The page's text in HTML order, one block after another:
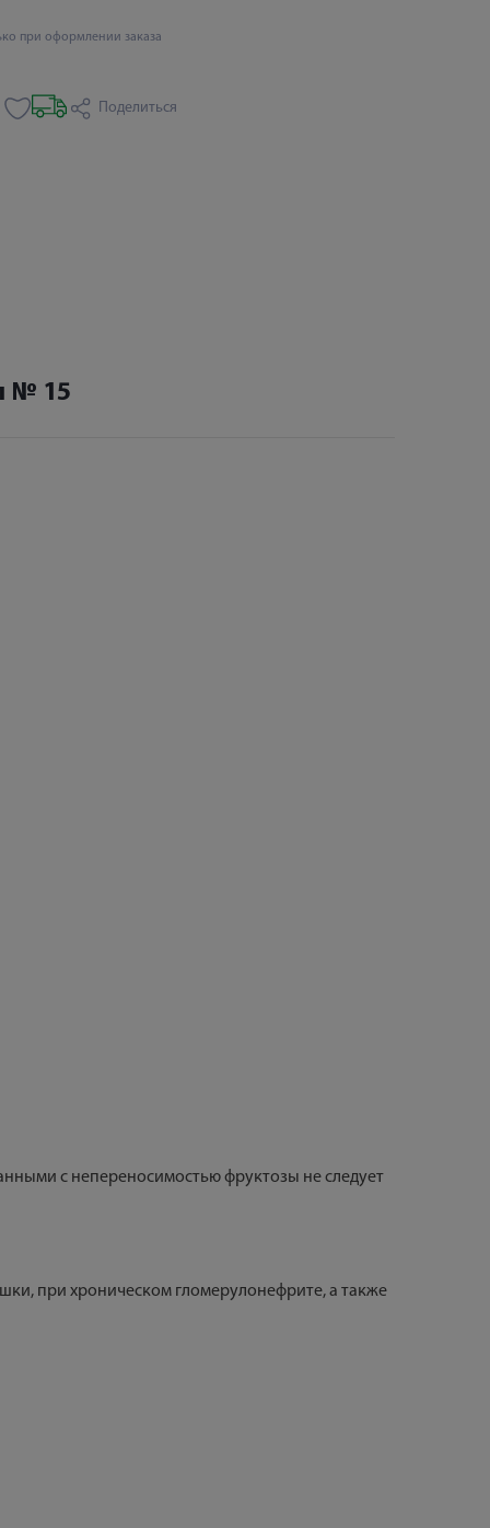
при оформлении заказа
Поделиться
№ 15
с непереносимостью фруктозы не следует
при хроническом гломерулонефрите, а также